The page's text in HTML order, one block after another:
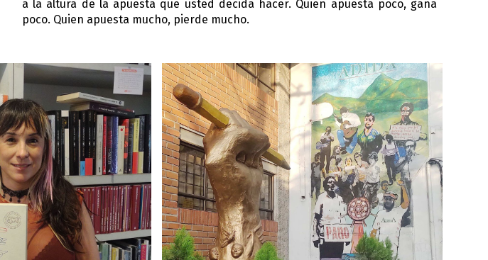
a la altura de la apuesta que usted decida hacer. Quien apuesta poco, gana
poco. Quien apuesta mucho, pierde mucho.